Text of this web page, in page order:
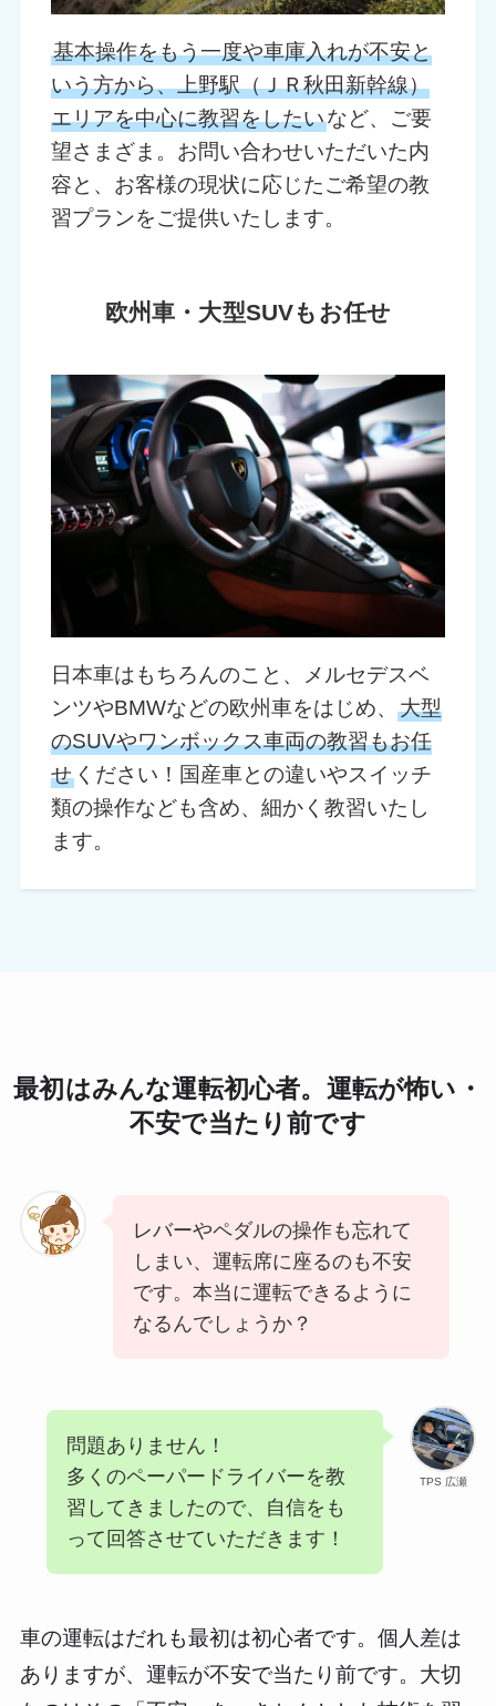
基本操作をもう一度や車庫入れが不安と
いう方から、上野駅（ＪＲ秋田新幹線）
エリアを中心に教習をしたいなど、ご要
望さまざま。お問い合わせいただいた内
容と、お客様の現状に応じたご希望の教
習プランをご提供いたします。
欧州車・大型SUVもお任せ
日本車はもちろんのこと、メルセデスベ
ンツやBMWなどの欧州車をはじめ、大型
のSUVやワンボックス車両の教習もお任
せ ください！国産車との違いやスイッチ
類の操作なども含め、細かく教習いたし
ます。
最初はみんな運転初心者。運転が怖い・
不安で当たり前です
レバーやペダルの操作も忘れて
しまい、運転席に座るのも不安
です。本当に運転できるように
なるんでしょうか？
TPS 広瀬
問題ありません！
多くのペーパードライバーを教
習してきましたので、自信をも
って回答させていただきます！
車の運転はだれも最初は初心者です。個人差は
ありますが、運転が不安で当たり前です。大切